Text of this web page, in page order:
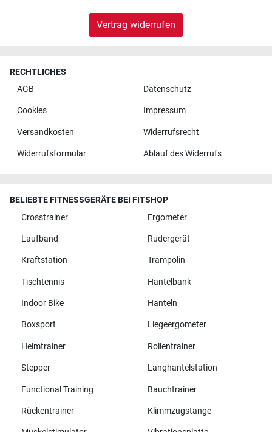
Vertrag widerrufen
RECHTLICHES
AGB
Datenschutz
Cookies Impressum
Versandkosten Widerrufsrecht
Widerrufsformular Ablauf des Widerrufs
BELIEBTE FITNESSGERÄTE BEI FITSHOP
Crosstrainer
Ergometer
Laufband Rudergerät
Kraftstation Trampolin
Tischtennis Hantelbank
Indoor Bike Hanteln
Boxsport Liegeergometer
Heimtrainer Rollentrainer
Stepper Langhantelstation
Functional Training Bauchtrainer
Rückentrainer Klimmzugstange